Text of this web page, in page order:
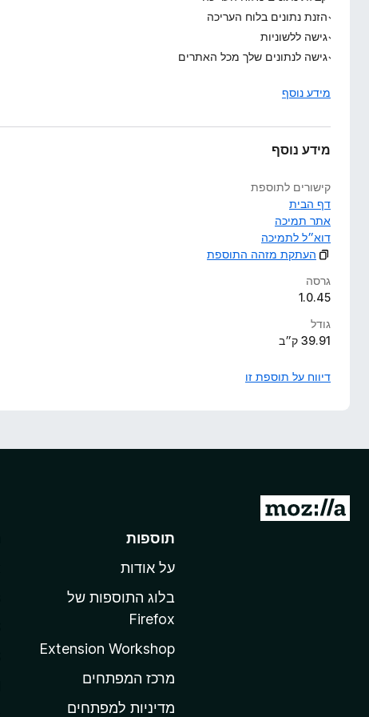
הזנת נתונים בלוח העריכה
גישה ללשוניות
גישה לנתונים שלך מכל האתרים
מידע נוסף
מידע נוסף
קישורים לתוספת
דף הבית
אתר תמיכה
דוא״ל לתמיכה
העתקת מזהה התוספת
גרסה
1.0.45
גודל
39.91 ק״ב
דיווח על תוספת זו
מ
תוספות
על אודות
בלוג התוספות של
Firefox
Extension Workshop
מרכז המפתחים
מדיניות למפתחים